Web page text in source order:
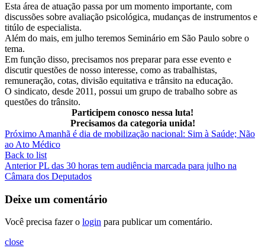
Esta área de atuação passa por um momento importante, com
discussões sobre avaliação psicológica, mudanças de instrumentos e
titúlo de especialista.
Além do mais, em julho teremos Seminário em São Paulo sobre o
tema.
Em função disso, precisamos nos preparar para esse evento e
discutir questões de nosso interesse, como as trabalhistas,
remuneração, cotas, divisão equitativa e trânsito na educação.
O sindicato, desde 2011, possui um grupo de trabalho sobre as
questões do trânsito.
Participem conosco nessa luta!
Precisamos da categoria unida!
Próximo Amanhã é dia de mobilização nacional: Sim à Saúde; Não
ao Ato Médico
Back to list
Anterior PL das 30 horas tem audiência marcada para julho na
Câmara dos Deputados
Deixe um comentário
Você precisa fazer o login para publicar um comentário.
close